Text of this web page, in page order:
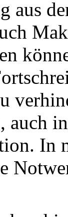
aus
auch
In